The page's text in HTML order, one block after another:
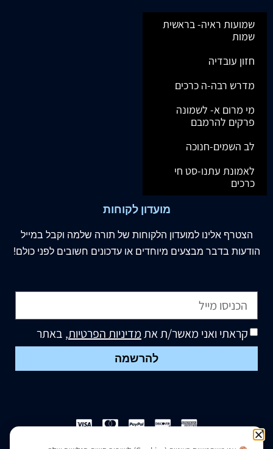
שמועות ראיה- בראשית
שמות
חזון עובדיה
מדרש רבה-ה כרכים
מי מרום א- לשמונה
פרקים להרמבם
לב השמים-חנוכה
לאמונת עתנו-סט חי
כרכים
מועדון לקוחות
הצטרף אלינו למועדון הלקוחות של תורה שלמה וקבל במייל
הודעות בדבר מבצעים מיוחדים או עדכונים חשובים לפני כולם!
קראתי ואני מאשר/ת אתמדיניות הפרטיות, באתר
להרשמה